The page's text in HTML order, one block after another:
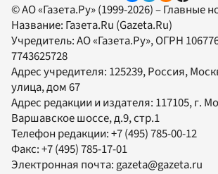
© АО «Газета.Ру» (1999-2026) – Главные
Название: Газета.Ru (Gazeta.Ru)
Учредитель:АО «Газета.Ру», ОГРН
7743625728
Адрес учредителя: 125239, Россия,
улица, дом 67
Адрес редакции и издателя: 117105, г.
Варшавское шоссе, д.9, стр.1
Телефон редакции:+7 (495) 785-00-12
Факс:+7 (495) 785-17-01
Электронная почта: gazeta@gazeta.ru